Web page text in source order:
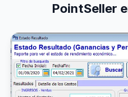
PointSeller